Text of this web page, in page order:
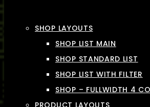
SHOP LAYOUTS
SHOP LIST MAIN
SHOP STANDARD LIST
SHOP LIST WITH FILTER
SHOP – FULLWIDTH 4
PRODUCT LAYOUTS